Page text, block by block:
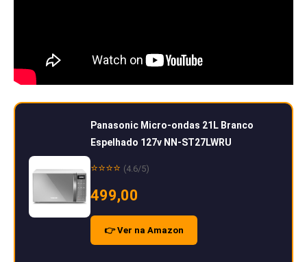
Panasonic Micro-ondas 21L Branco
Espelhado 127v NN-ST27LWRU
⭐⭐⭐⭐ (4.6/5)
499,00
👉 Ver na Amazon